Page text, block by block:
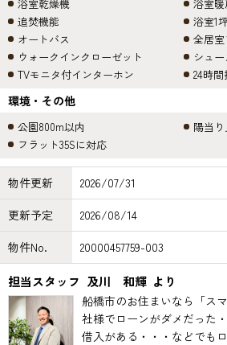
浴室乾燥機
浴室
追焚機能
浴室1
オートバス
全居
ウォークインクローゼット
シュ
TVモニタ付インターホン
24時
環境・その他
公園800m以内
陽当
フラット35Sに対応
物件更新
2026/07/31
更新予定
2026/08/14
物件No.
20000457759-003
担当スタッフ 及川 和輝 より
船橋市のお住まいなら「ス
社様でローンがダメだった
借入がある・・・などでも